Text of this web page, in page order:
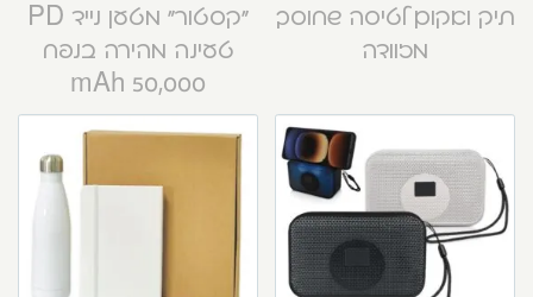
תיק ואקום לטיסה שחוסך
מזוודה
“קסטור” מטען נייד PD
טעינה מהירה בנפח
50,000 mAh